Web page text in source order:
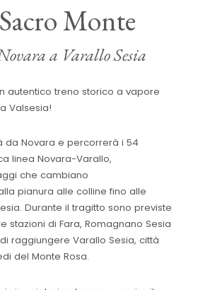
Monte
a Varallo Sesia
autentico treno storico a vapore
Valsesia!
da Novara e percorrerà i 54
linea Novara-Varallo,
che cambiano
pianura alle colline fino alle
Durante il tragitto sono previste
stazioni di Fara, Romagnano Sesia
raggiungere Varallo Sesia, città
del Monte Rosa.